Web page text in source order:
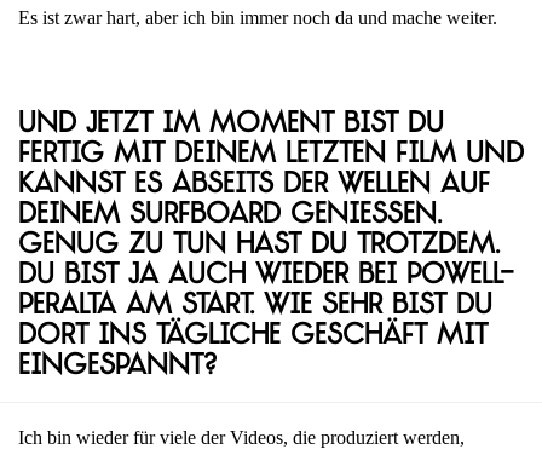
Es ist zwar hart, aber ich bin immer noch da und mache weiter.
Und jetzt im Moment bist du
fertig mit deinem letzten Film und
kannst es abseits der Wellen auf
deinem Surfboard genießen.
Genug zu tun hast du trotzdem.
Du bist ja auch wieder bei Powell-
Peralta am Start. Wie sehr bist du
dort ins tägliche Geschäft mit
eingespannt?
Ich bin wieder für viele der Videos, die produziert werden,